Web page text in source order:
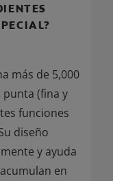
más de 5,000
punta (fina y
funciones
diseño
y ayuda
en